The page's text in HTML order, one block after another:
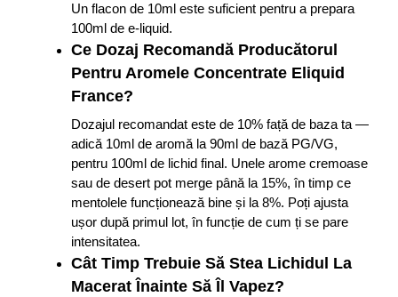
Un flacon de 10ml este suficient pentru a prepara
100ml de e-liquid.
Ce Dozaj Recomandă Producătorul
Pentru Aromele Concentrate Eliquid
France?
Dozajul recomandat este de 10% față de baza ta —
adică 10ml de aromă la 90ml de bază PG/VG,
pentru 100ml de lichid final. Unele arome cremoase
sau de desert pot merge până la 15%, în timp ce
mentolele funcționează bine și la 8%. Poți ajusta
ușor după primul lot, în funcție de cum ți se pare
intensitatea.
Cât Timp Trebuie Să Stea Lichidul La
Macerat Înainte Să Îl Vapez?